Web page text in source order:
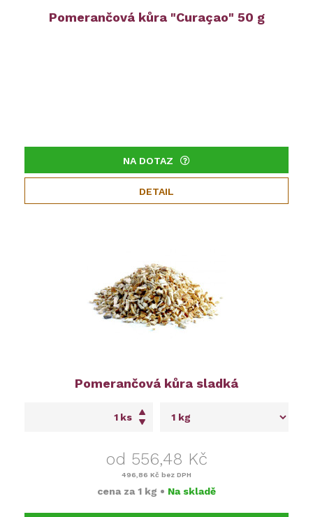
Pomerančová kůra "Curaçao" 50 g
NA DOTAZ
DETAIL
Pomerančová kůra sladká
ks
od 556,48 Kč
496,86 Kč bez DPH
cena za 1 kg • Na skladě